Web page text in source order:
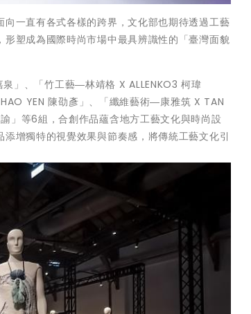
一直有各式各樣的跨界，文化部也期待透過工藝
塑成為國際時尚市場中最具辨識性的「臺灣面貌
」、「竹工藝―林靖格 X ALLENKO3 柯瑋
YEN 陳劭彥」、「纖維藝術―康雅筑 X TAN
」等6組，合創作品蘊含地方工藝文化與時尚設
增獨特的視覺效果與節奏感，將傳統工藝文化引